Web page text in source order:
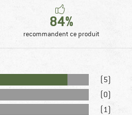
84%
recommandent ce produit
(5)
(0)
(1)